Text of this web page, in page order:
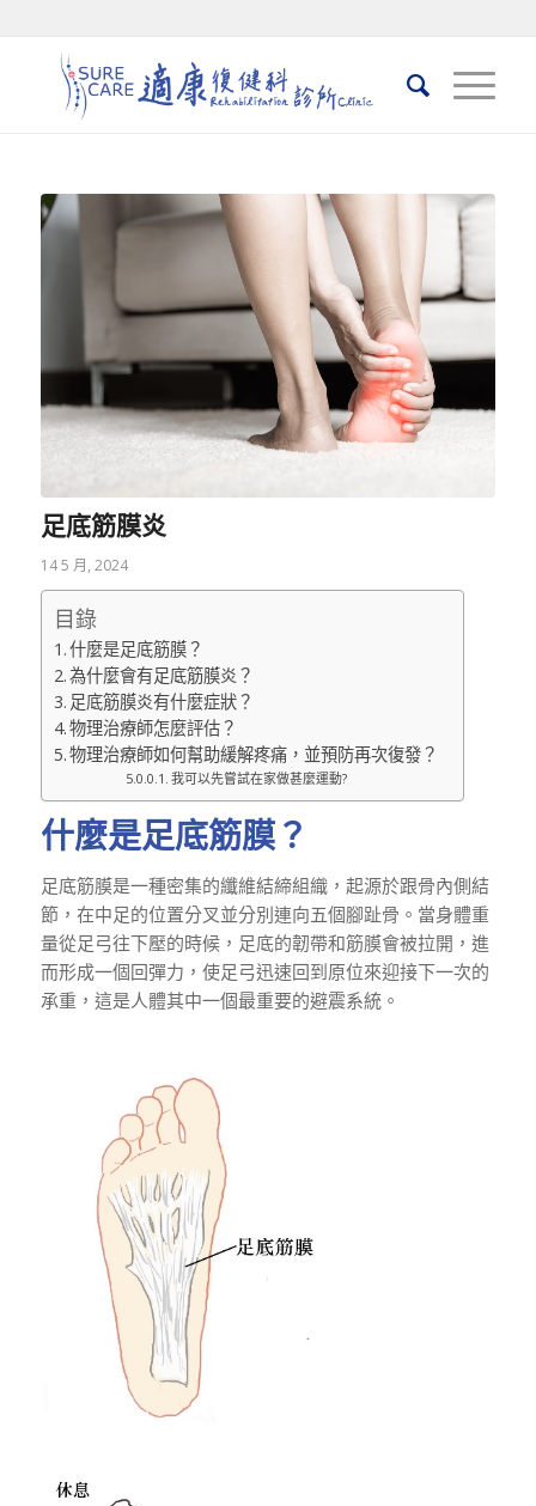
足底筋膜炎
14 5 月, 2024
目錄
什麼是足底筋膜？
為什麼會有足底筋膜炎？
足底筋膜炎有什麼症狀？
物理治療師怎麼評估？
物理治療師如何幫助緩解疼痛，並預防再次復發？
我可以先嘗試在家做甚麼運動?
什麼是足底筋膜？
足底筋膜是一種密集的纖維結締組織，起源於跟骨內側結
節，在中足的位置分叉並分別連向五個腳趾骨。當身體重
量從足弓往下壓的時候，足底的韌帶和筋膜會被拉開，進
而形成一個回彈力，使足弓迅速回到原位來迎接下一次的
承重，這是人體其中一個最重要的避震系統。